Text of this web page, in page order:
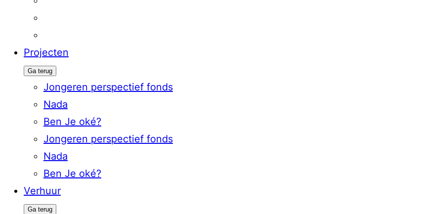
Projecten
Ga terug
Jongeren perspectief fonds
Nada
Ben Je oké?
Jongeren perspectief fonds
Nada
Ben Je oké?
Verhuur
Ga terug